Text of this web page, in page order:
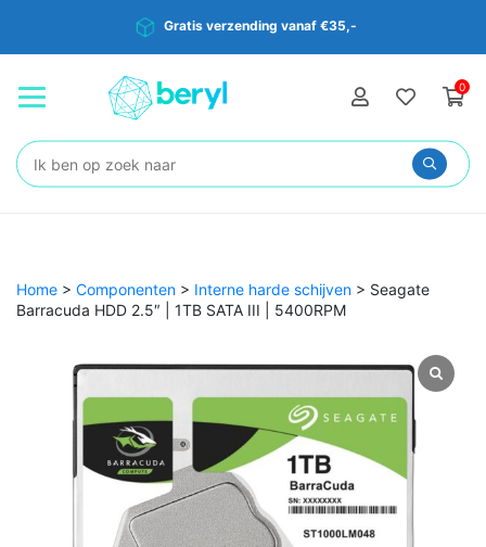
Gratis verzending vanaf €35,-
0
Zoeken:
Home > Componenten > Interne harde schijven > Seagate
Barracuda HDD 2.5″ | 1TB SATA III | 5400RPM